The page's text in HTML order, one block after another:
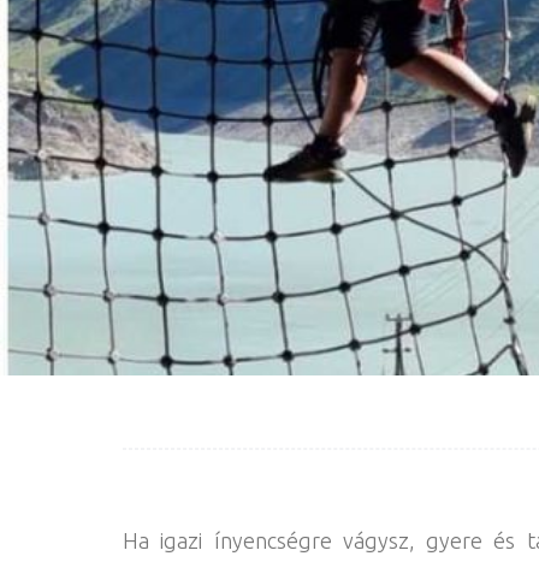
Ha igazi ínyencségre vágysz, gyere és